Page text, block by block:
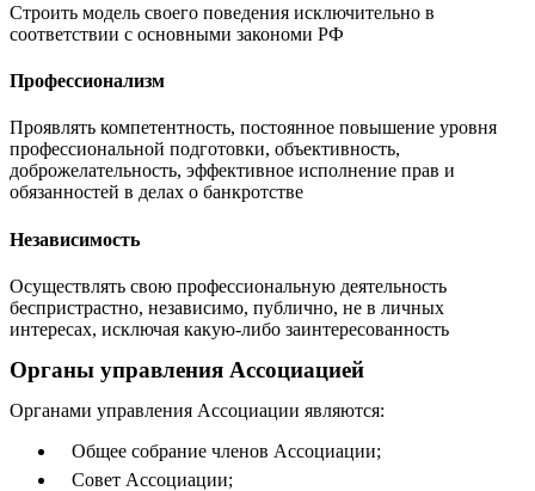
Строить модель своего поведения исключительно в
соответствии с основными закономи РФ
Профессионализм
Проявлять компетентность, постоянное повышение уровня
профессиональной подготовки, объективность,
доброжелательность, эффективное исполнение прав и
обязанностей в делах о банкротстве
Независимость
Осуществлять свою профессиональную деятельность
беспристрастно, независимо, публично, не в личных
интересах, исключая какую-либо заинтересованность
Органы управления Ассоциацией
Органами управления Ассоциации являются:
Общее собрание членов Ассоциации;
Совет Ассоциации;